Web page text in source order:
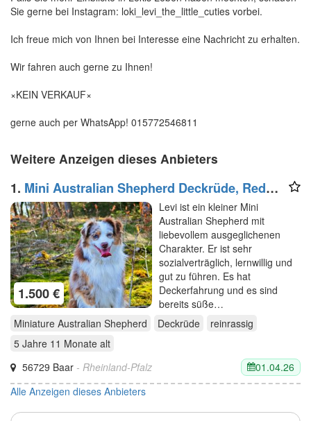
Sie gerne bei Instagram: loki_levi_the_little_cuties vorbei.
Ich freue mich von Ihnen bei Interesse eine Nachricht zu erhalten.
Wir fahren auch gerne zu Ihnen!
×KEIN VERKAUF×
gerne auch per WhatsApp! 015772546811
Weitere Anzeigen dieses Anbieters
1. Mini Australian Shepherd Deckrüde, Red
Merle
1.500 €
Levi ist ein kleiner Mini
Australian Shepherd mit
liebevollem ausgeglichenen
Charakter. Er ist sehr
sozialverträglich, lernwillig und
gut zu führen. Es hat
Deckerfahrung und es sind
bereits süße…
Miniature Australian Shepherd
Deckrüde
reinrassig
5 Jahre 11 Monate alt
56729 Baar - Rheinland-Pfalz
01.04.26
Alle Anzeigen dieses Anbieters